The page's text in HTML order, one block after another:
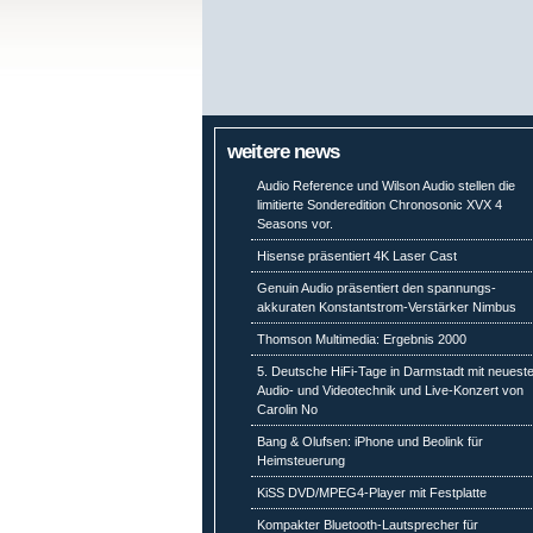
weitere news
Audio Reference und Wilson Audio stellen die
limitierte Sonderedition Chronosonic XVX 4
Seasons vor.
Hisense präsentiert 4K Laser Cast
Genuin Audio präsentiert den spannungs-
akkuraten Konstantstrom-Verstärker Nimbus
Thomson Multimedia: Ergebnis 2000
5. Deutsche HiFi-Tage in Darmstadt mit
Audio- und Videotechnik und Live-Konzert von
Carolin No
Bang & Olufsen: iPhone und Beolink für
Heimsteuerung
KiSS DVD/MPEG4-Player mit Festplatte
Kompakter Bluetooth-Lautsprecher für